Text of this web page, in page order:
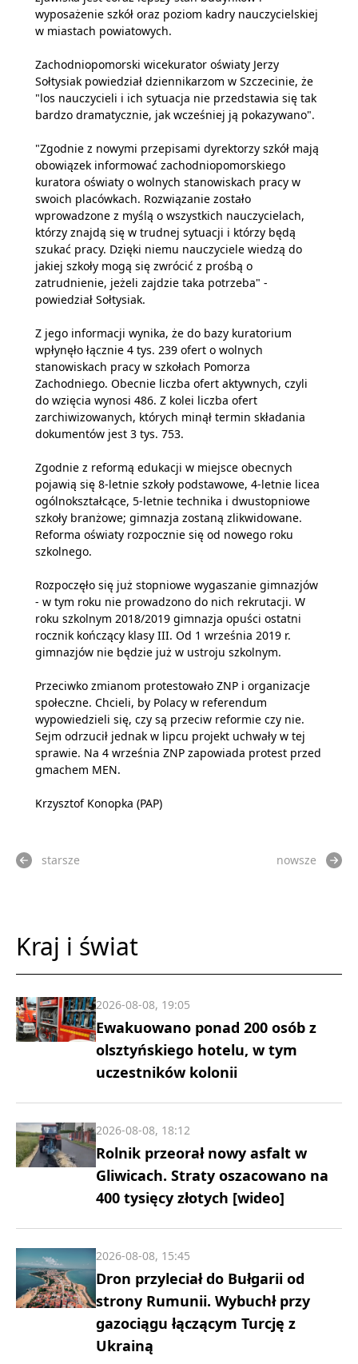
wyposażenie szkół oraz poziom kadry nauczycielskiej
w miastach powiatowych.
Zachodniopomorski wicekurator oświaty Jerzy
Sołtysiak powiedział dziennikarzom w Szczecinie, że
"los nauczycieli i ich sytuacja nie przedstawia się tak
bardzo dramatycznie, jak wcześniej ją pokazywano".
"Zgodnie z nowymi przepisami dyrektorzy szkół mają
obowiązek informować zachodniopomorskiego
kuratora oświaty o wolnych stanowiskach pracy w
swoich placówkach. Rozwiązanie zostało
wprowadzone z myślą o wszystkich nauczycielach,
którzy znajdą się w trudnej sytuacji i którzy będą
szukać pracy. Dzięki niemu nauczyciele wiedzą do
jakiej szkoły mogą się zwrócić z prośbą o
zatrudnienie, jeżeli zajdzie taka potrzeba" -
powiedział Sołtysiak.
Z jego informacji wynika, że do bazy kuratorium
wpłynęło łącznie 4 tys. 239 ofert o wolnych
stanowiskach pracy w szkołach Pomorza
Zachodniego. Obecnie liczba ofert aktywnych, czyli
do wzięcia wynosi 486. Z kolei liczba ofert
zarchiwizowanych, których minął termin składania
dokumentów jest 3 tys. 753.
Zgodnie z reformą edukacji w miejsce obecnych
pojawią się 8-letnie szkoły podstawowe, 4-letnie licea
ogólnokształcące, 5-letnie technika i dwustopniowe
szkoły branżowe; gimnazja zostaną zlikwidowane.
Reforma oświaty rozpocznie się od nowego roku
szkolnego.
Rozpoczęło się już stopniowe wygaszanie gimnazjów
- w tym roku nie prowadzono do nich rekrutacji. W
roku szkolnym 2018/2019 gimnazja opuści ostatni
rocznik kończący klasy III. Od 1 września 2019 r.
gimnazjów nie będzie już w ustroju szkolnym.
Przeciwko zmianom protestowało ZNP i organizacje
społeczne. Chcieli, by Polacy w referendum
wypowiedzieli się, czy są przeciw reformie czy nie.
Sejm odrzucił jednak w lipcu projekt uchwały w tej
sprawie. Na 4 września ZNP zapowiada protest przed
gmachem MEN.
Krzysztof Konopka (PAP)
starsze nowsze
Kraj i świat
Ewakuowano ponad 200 osób z
olsztyńskiego hotelu, w tym
uczestników kolonii
2026-08-08, 19:05
Rolnik przeorał nowy asfalt w
Gliwicach. Straty oszacowano na
400 tysięcy złotych [wideo]
2026-08-08, 18:12
Dron przyleciał do Bułgarii od
strony Rumunii. Wybuchł przy
gazociągu łączącym Turcję z
Ukrainą
2026-08-08, 15:45